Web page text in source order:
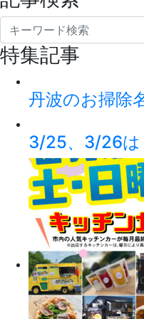
特集記事
丹波のお掃除
3/25、3/26は